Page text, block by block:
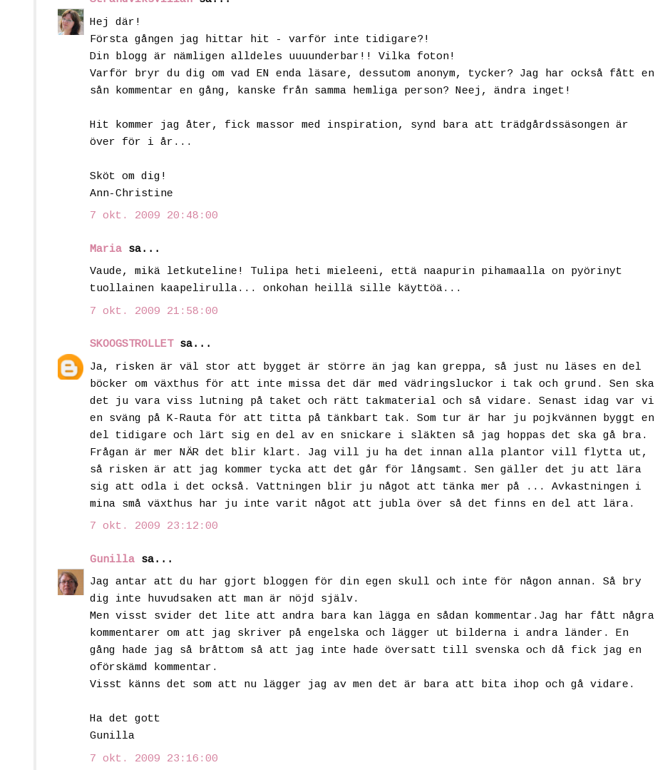
Hej där!
Första gången jag hittar hit - varför inte tidigare?!
Din blogg är nämligen alldeles uuuunderbar!! Vilka foton!
Varför bryr du dig om vad EN enda läsare, dessutom anonym, tycker? Jag har också fått en
sån kommentar en gång, kanske från samma hemliga person? Neej, ändra inget!
Hit kommer jag åter, fick massor med inspiration, synd bara att trädgårdssäsongen är
över för i år...
Sköt om dig!
Ann-Christine
7 okt. 2009 20:48:00
Maria sa...
Vaude, mikä letkuteline! Tulipa heti mieleeni, että naapurin pihamaalla on pyörinyt
tuollainen kaapelirulla... onkohan heillä sille käyttöä...
7 okt. 2009 21:58:00
SKOOGSTROLLETsa...
Ja, risken är väl stor att bygget är större än jag kan greppa, så just nu läses en del
böcker om växthus för att inte missa det där med vädringsluckor i tak och grund. Sen ska
det ju vara viss lutning på taket och rätt takmaterial och så vidare. Senast idag var vi
en sväng på K-Rauta för att titta på tänkbart tak. Som tur är har ju pojkvännen byggt en
del tidigare och lärt sig en del av en snickare i släkten så jag hoppas det ska gå bra.
Frågan är mer NÄR det blir klart. Jag vill ju ha det innan alla plantor vill flytta ut,
så risken är att jag kommer tycka att det går för långsamt. Sen gäller det ju att lära
sig att odla i det också. Vattningen blir ju något att tänka mer på ... Avkastningen i
mina små växthus har ju inte varit något att jubla över så det finns en del att lära.
7 okt. 2009 23:12:00
Gunilla sa...
Jag antar att du har gjort bloggen för din egen skull och inte för någon annan. Så bry
dig inte huvudsaken att man är nöjd själv.
Men visst svider det lite att andra bara kan lägga en sådan kommentar.Jag har fått några
kommentarer om att jag skriver på engelska och lägger ut bilderna i andra länder. En
gång hade jag så bråttom så att jag inte hade översatt till svenska och då fick jag en
oförskämd kommentar.
Visst känns det som att nu lägger jag av men det är bara att bita ihop och gå vidare.
Ha det gott
Gunilla
7 okt. 2009 23:16:00